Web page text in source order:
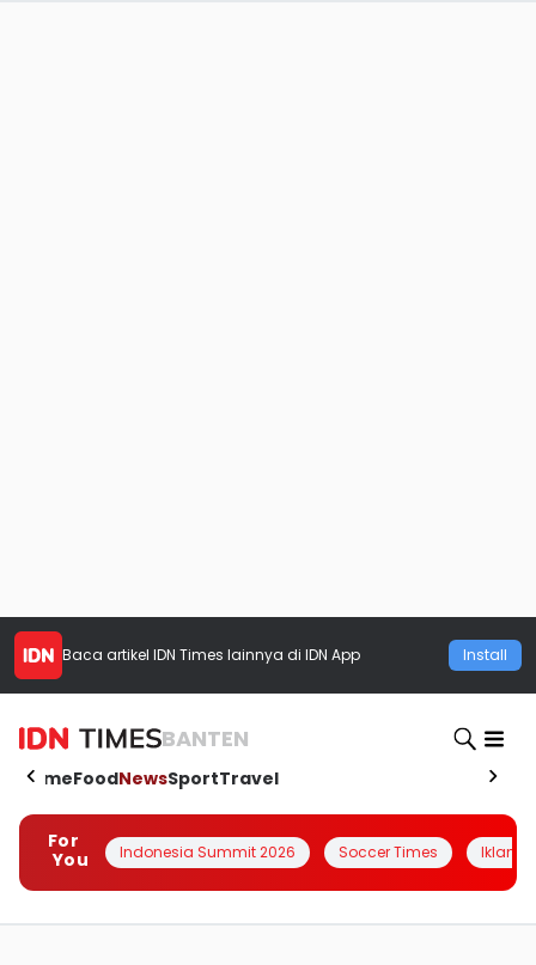
Baca artikel IDN Times lainnya di IDN App Install
BANTEN
HomeFoodNewsSportTravel
For
You
Indonesia Summit 2026 Soccer Times Iklanin